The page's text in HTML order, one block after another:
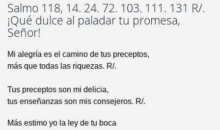
Salmo 118, 14. 24. 72. 103. 111. 131 R/.
¡Qué dulce al paladar tu promesa,
Señor!
Mi alegría es el camino de tus preceptos,
más que todas las riquezas. R/.
Tus preceptos son mi delicia,
tus enseñanzas son mis consejeros. R/.
Más estimo yo la ley de tu boca